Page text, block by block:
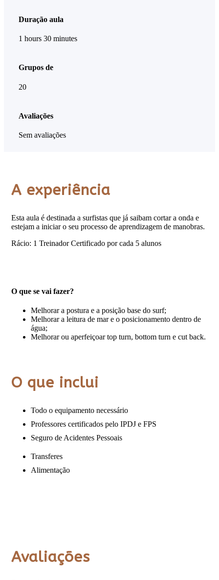
Duração aula
1 hours 30 minutes
Grupos de
20
Avaliações
Sem avaliações
A experiência
Esta aula é destinada a surfistas que já saibam cortar a onda e
estejam a iniciar o seu processo de aprendizagem de manobras.
Rácio: 1 Treinador Certificado por cada 5 alunos
O que se vai fazer?
Melhorar a postura e a posição base do surf;
Melhorar a leitura de mar e o posicionamento dentro de
água;
Melhorar ou aperfeiçoartop turn, bottom turn e cutback.
O que inclui
Todo o equipamento necessário
Professores certificados pelo IPDJ e FPS
Seguro de Acidentes Pessoais
Transferes
Alimentação
Avaliações